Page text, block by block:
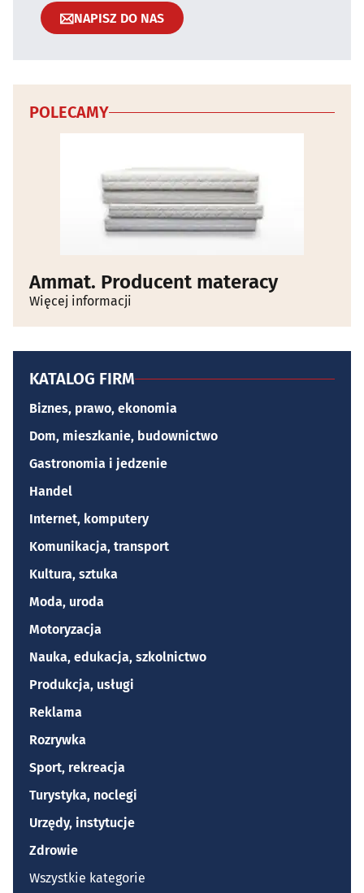
NAPISZ DO NAS
POLECAMY
Ammat. Producent materacy
Więcej informacji
KATALOG FIRM
Biznes, prawo, ekonomia
Dom, mieszkanie, budownictwo
Gastronomia i jedzenie
Handel
Internet, komputery
Komunikacja, transport
Kultura, sztuka
Moda, uroda
Motoryzacja
Nauka, edukacja, szkolnictwo
Produkcja, usługi
Reklama
Rozrywka
Sport, rekreacja
Turystyka, noclegi
Urzędy, instytucje
Zdrowie
Wszystkie kategorie